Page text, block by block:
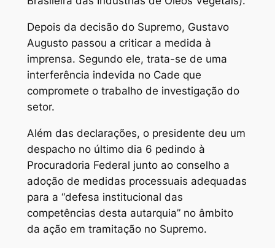
Depois da decisão do Supremo, Gustavo
Augusto passou a criticar a medida à
imprensa. Segundo ele, trata-se de uma
interferência indevida no Cade que
compromete o trabalho de investigação do
setor.
Além das declarações, o presidente deu um
despacho no último dia 6 pedindo à
Procuradoria Federal junto ao conselho a
adoção de medidas processuais adequadas
para a “defesa institucional das
competências desta autarquia” no âmbito
da ação em tramitação no Supremo.